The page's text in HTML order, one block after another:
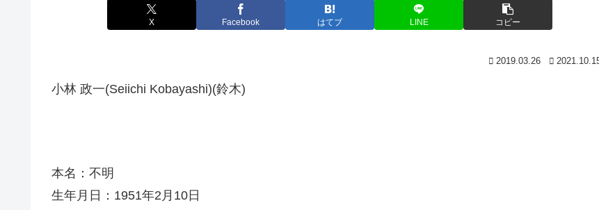
X Facebook はてブ LINE コピー
2019.03.26
小林 政一(Seiichi Kobayashi)(鈴木)
本名：不明
生年月日：1951年2月10日